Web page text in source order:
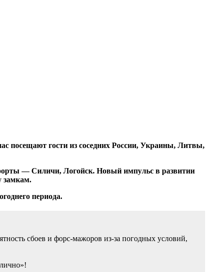
посещают гости из соседних России, Украины, Литвы,
— Силичи, Логойск. Новый импульс в развитии
замкам.
периода.
сбоев и форс-мажоров из-за погодных условий,